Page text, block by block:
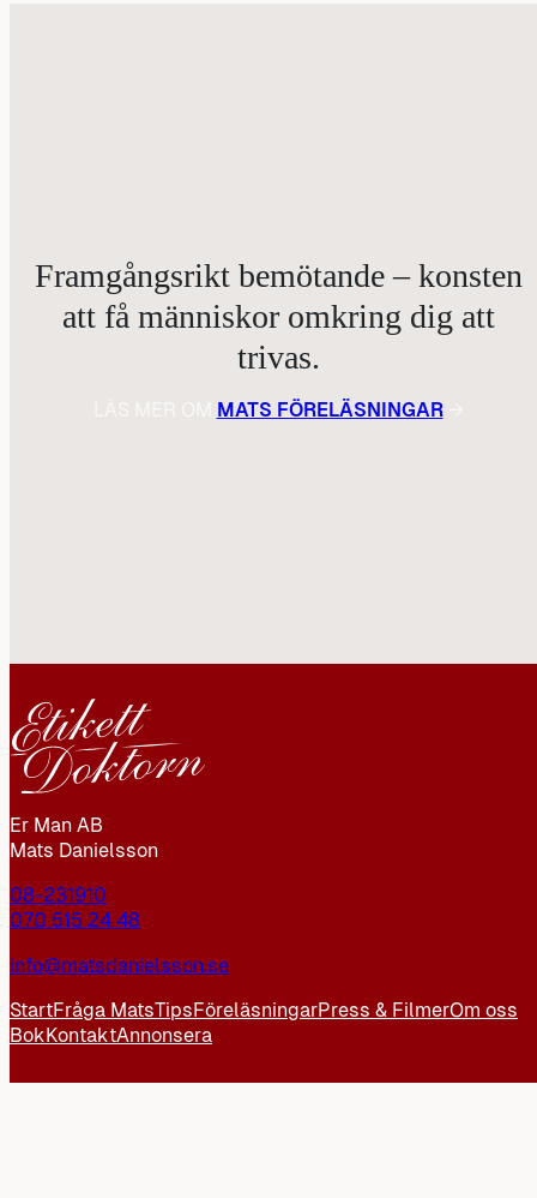
Framgångsrikt bemötande – konsten
att få människor omkring dig att
trivas.
MATS FÖRELÄSNINGAR→
Er Man AB
Mats Danielsson
08-231910
070 515 24 48
info@matsdanielsson.se
StartFråga MatsTipsFöreläsningarPress & FilmerOm oss
BokKontaktAnnonsera